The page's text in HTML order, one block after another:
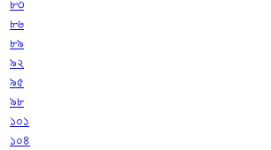
৮৩
৮৬
৮৯
৯২
৯৫
৯৮
১০১
১০৪